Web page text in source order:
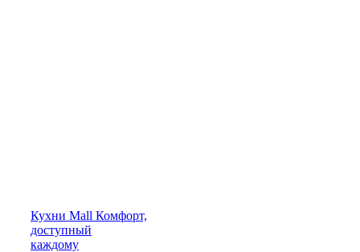
Кухни Mall Комфорт,
доступный
каждому